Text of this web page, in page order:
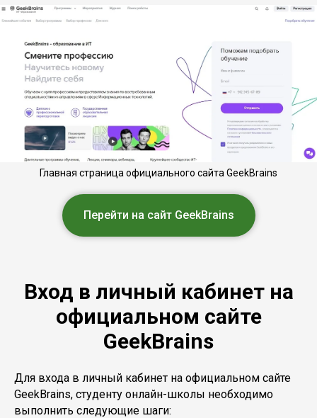
Главная страница официального сайта GeekBrains
Перейти на сайт GeekBrains
Вход в личный кабинет на
официальном сайте
GeekBrains
Для входа в личный кабинет на официальном сайте
GeekBrains, студенту онлайн-школы необходимо
выполнить следующие шаги: